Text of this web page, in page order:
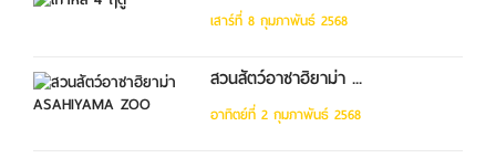
เสาร์ที่ 8 กุมภาพันธ์ 2568
สวนสัตว์อาซาฮิยาม่า ...
อาทิตย์ที่ 2 กุมภาพันธ์ 2568